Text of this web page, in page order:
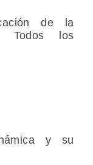
de la
Todos los
y su